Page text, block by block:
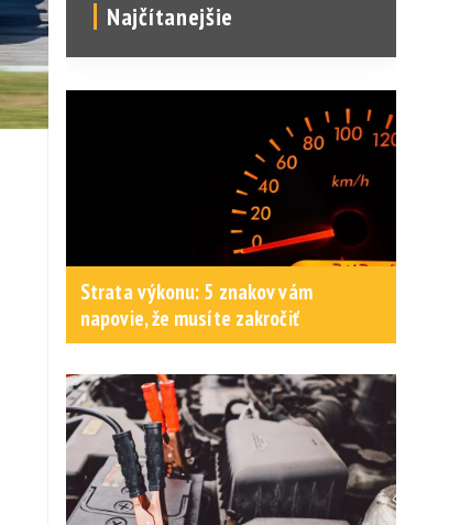
Najčítanejšie
Strata výkonu: 5 znakov vám
napovie, že musíte zakročiť